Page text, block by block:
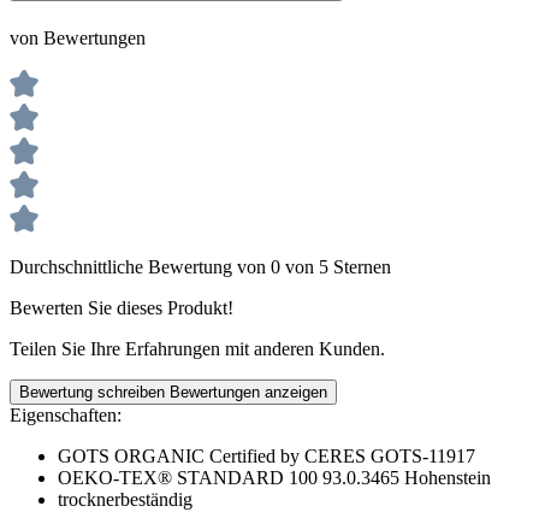
von Bewertungen
Durchschnittliche Bewertung von 0 von 5 Sternen
Bewerten Sie dieses Produkt!
Teilen Sie Ihre Erfahrungen mit anderen Kunden.
Bewertung schreiben Bewertungen anzeigen
Eigenschaften:
GOTS ORGANIC Certified by CERES GOTS-11917
OEKO-TEX® STANDARD 100 93.0.3465 Hohenstein
trocknerbeständig